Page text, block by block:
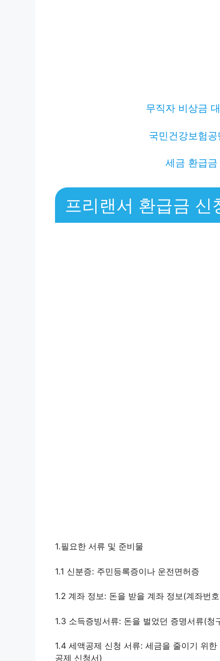
무직자 비상금
국민건강보험
세금 환급
프리랜서 환급금 신
1.필요한 서류 및 준비물
1.1 신분증: 주민등록증이나 운전면허증
1.2 계좌 정보: 돈을 받을 계좌 정보(계좌번
1.3 소득증빙서류: 돈을 벌었던 증명서류(청
1.4 세액공제 신청 서류: 세금을 줄이기 위
공제 신청서)